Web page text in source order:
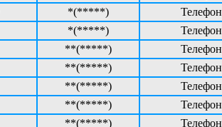
*(*****)
Телефон
*(*****)
Телефон
**(*****)
Телефон
**(*****)
Телефон
**(*****)
Телефон
**(*****)
Телефон
**(*****)
Телефон